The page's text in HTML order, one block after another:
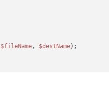
$fileName, $destName);